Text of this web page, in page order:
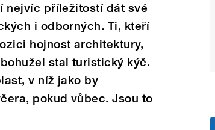
nejvíc příležitostí dát své
i odborných. Ti, kteří
hojnost architektury,
stal turistický kýč.
v níž jako by
pokud vůbec. Jsou to